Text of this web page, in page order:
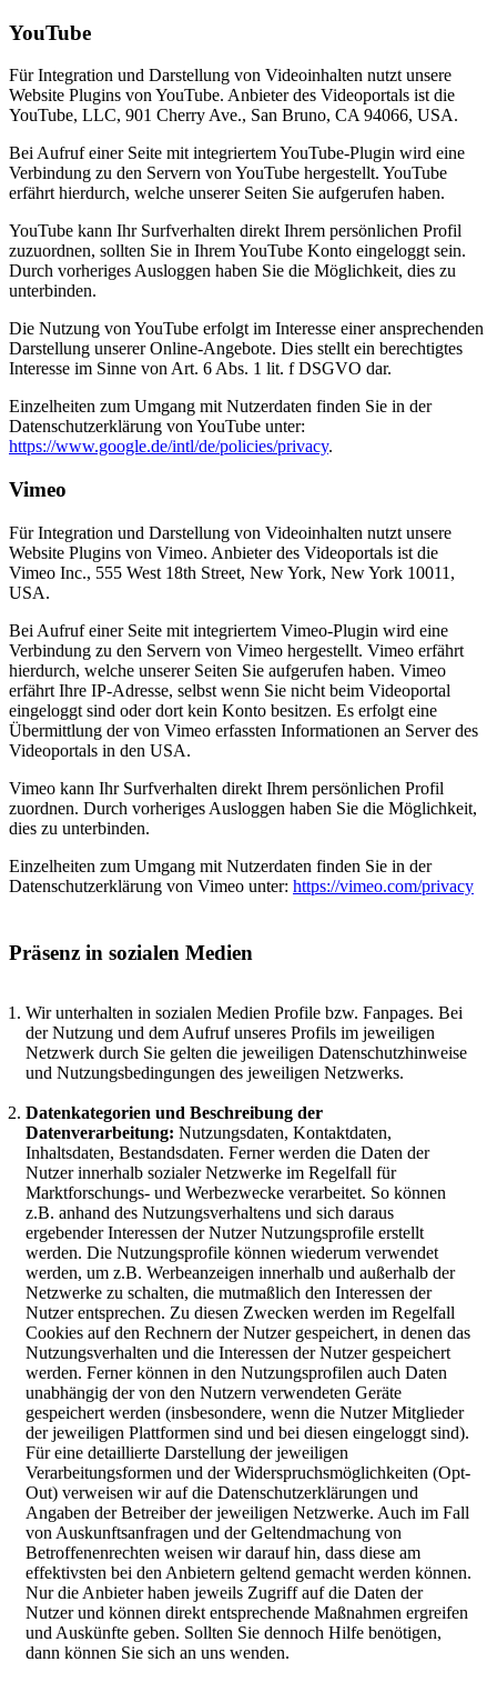
YouTube
Für Integration und Darstellung von Videoinhalten nutzt unsere
Website Plugins von YouTube. Anbieter des Videoportals ist die
YouTube, LLC, 901 Cherry Ave., San Bruno, CA 94066, USA.
Bei Aufruf einer Seite mit integriertem YouTube-Plugin wird eine
Verbindung zu den Servern von YouTube hergestellt. YouTube
erfährt hierdurch, welche unserer Seiten Sie aufgerufen haben.
YouTube kann Ihr Surfverhalten direkt Ihrem persönlichen Profil
zuzuordnen, sollten Sie in Ihrem YouTube Konto eingeloggt sein.
Durch vorheriges Ausloggen haben Sie die Möglichkeit, dies zu
unterbinden.
Die Nutzung von YouTube erfolgt im Interesse einer ansprechenden
Darstellung unserer Online-Angebote. Dies stellt ein berechtigtes
Interesse im Sinne von Art. 6 Abs. 1 lit. f DSGVO dar.
Einzelheiten zum Umgang mit Nutzerdaten finden Sie in der
Datenschutzerklärung von YouTube unter:
https://www.google.de/intl/de/policies/privacy.
Vimeo
Für Integration und Darstellung von Videoinhalten nutzt unsere
Website Plugins von Vimeo. Anbieter des Videoportals ist die
Vimeo Inc., 555 West 18th Street, New York, New York 10011,
USA.
Bei Aufruf einer Seite mit integriertem Vimeo-Plugin wird eine
Verbindung zu den Servern von Vimeo hergestellt. Vimeo erfährt
hierdurch, welche unserer Seiten Sie aufgerufen haben. Vimeo
erfährt Ihre IP-Adresse, selbst wenn Sie nicht beim Videoportal
eingeloggt sind oder dort kein Konto besitzen. Es erfolgt eine
Übermittlung der von Vimeo erfassten Informationen an Server des
Videoportals in den USA.
Vimeo kann Ihr Surfverhalten direkt Ihrem persönlichen Profil
zuordnen. Durch vorheriges Ausloggen haben Sie die Möglichkeit,
dies zu unterbinden.
Einzelheiten zum Umgang mit Nutzerdaten finden Sie in der
Datenschutzerklärung von Vimeo unter: https://vimeo.com/privacy
Präsenz in sozialen Medien
Wir unterhalten in sozialen Medien Profile bzw. Fanpages. Bei
der Nutzung und dem Aufruf unseres Profils im jeweiligen
Netzwerk durch Sie gelten die jeweiligen Datenschutzhinweise
und Nutzungsbedingungen des jeweiligen Netzwerks.
Datenkategorien und Beschreibung der
Datenverarbeitung: Nutzungsdaten, Kontaktdaten,
Inhaltsdaten, Bestandsdaten. Ferner werden die Daten der
Nutzer innerhalb sozialer Netzwerke im Regelfall für
Marktforschungs- und Werbezwecke verarbeitet. So können
z.B. anhand des Nutzungsverhaltens und sich daraus
ergebender Interessen der Nutzer Nutzungsprofile erstellt
werden. Die Nutzungsprofile können wiederum verwendet
werden, um z.B. Werbeanzeigen innerhalb und außerhalb der
Netzwerke zu schalten, die mutmaßlich den Interessen der
Nutzer entsprechen. Zu diesen Zwecken werden im Regelfall
Cookies auf den Rechnern der Nutzer gespeichert, in denen das
Nutzungsverhalten und die Interessen der Nutzer gespeichert
werden. Ferner können in den Nutzungsprofilen auch Daten
unabhängig der von den Nutzern verwendeten Geräte
gespeichert werden (insbesondere, wenn die Nutzer Mitglieder
der jeweiligen Plattformen sind und bei diesen eingeloggt sind).
Für eine detaillierte Darstellung der jeweiligen
Verarbeitungsformen und der Widerspruchsmöglichkeiten (Opt-
Out) verweisen wir auf die Datenschutzerklärungen und
Angaben der Betreiber der jeweiligen Netzwerke. Auch im Fall
von Auskunftsanfragen und der Geltendmachung von
Betroffenenrechten weisen wir darauf hin, dass diese am
effektivsten bei den Anbietern geltend gemacht werden können.
Nur die Anbieter haben jeweils Zugriff auf die Daten der
Nutzer und können direkt entsprechende Maßnahmen ergreifen
und Auskünfte geben. Sollten Sie dennoch Hilfe benötigen,
dann können Sie sich an uns wenden.